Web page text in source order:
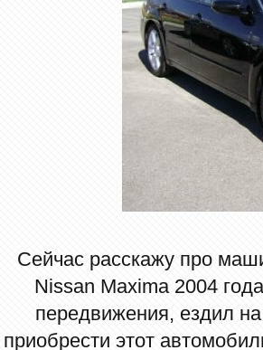
Сейчас расскажу про
Nissan Maxima 2004
передвижения, ездил
приобрести этот